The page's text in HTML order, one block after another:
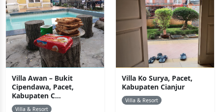
Villa Awan – Bukit
Cipendawa, Pacet,
Kabupaten C...
Villa & Resort
Villa Ko Surya, Pacet,
Kabupaten Cianjur
Villa & Resort